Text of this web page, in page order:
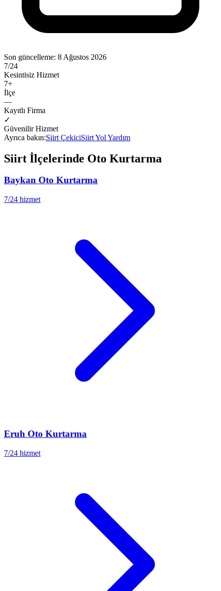
Son güncelleme: 8 Ağustos 2026
7/24
Kesintisiz Hizmet
7+
İlçe
—
Kayıtlı Firma
✓
Güvenilir Hizmet
Ayrıca bakın:Siirt ÇekiciSiirtYol Yardım
Siirt İlçelerinde Oto Kurtarma
Baykan Oto Kurtarma
7/24 hizmet
Eruh Oto Kurtarma
7/24 hizmet